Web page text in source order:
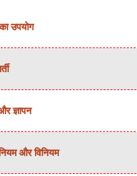
उपयोग
ज्ञापन
और विनियम